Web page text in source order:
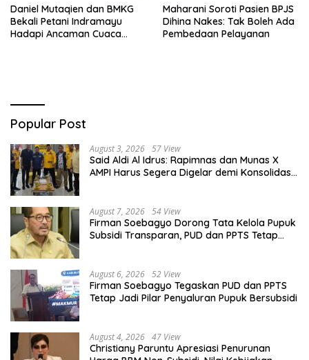
Daniel Mutaqien dan BMKG
Bekali Petani Indramayu
Hadapi Ancaman Cuaca
Maharani Soroti Pasien BPJS
Dihina Nakes: Tak Boleh Ada
Pembedaan Pelayanan
Popular Post
August 3, 2026 57 View
Said Aldi Al Idrus: Rapimnas dan Munas X
AMPI Harus Segera Digelar demi Konsolidasi
August 7, 2026 54 View
Firman Soebagyo Dorong Tata Kelola Pupuk
Subsidi Transparan, PUD dan PPTS Tetap
August 6, 2026 52 View
Firman Soebagyo Tegaskan PUD dan PPTS
Tetap Jadi Pilar Penyaluran Pupuk Bersubsidi
August 4, 2026 47 View
Christiany Paruntu Apresiasi Penurunan